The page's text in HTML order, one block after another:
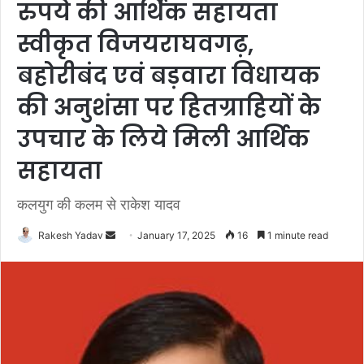
रुपये की आर्थिक सहायता
स्वीकृत विजयराघवगढ़,
बहोरीबंद एवं बड़वारा विधायक
की अनुशंसा पर हितग्राहियों के
उपचार के लिये मिली आर्थिक
सहायता
कलयुग की कलम से राकेश यादव
Rakesh Yadav
a
January 17, 2025 16 1 minute read